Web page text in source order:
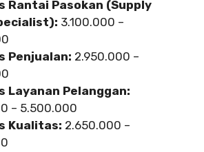
Rantai Pasokan (Supply
3.100.000 –
Penjualan: 2.950.000 –
Layanan Pelanggan:
– 5.500.000
Kualitas: 2.650.000 –